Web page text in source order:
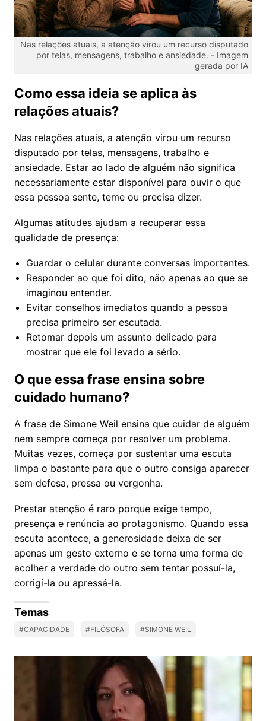
Nas relações atuais, a atenção virou um recurso disputado
por telas, mensagens, trabalho e ansiedade. - Imagem
gerada por IA
Como essa ideia se aplica às
relações atuais?
Nas relações atuais, a atenção virou um recurso
disputado por telas, mensagens, trabalho e
ansiedade. Estar ao lado de alguém não significa
necessariamente estar disponível para ouvir o que
essa pessoa sente, teme ou precisa dizer.
Algumas atitudes ajudam a recuperar essa
qualidade de presença:
Guardar o celular durante conversas importantes.
Responder ao que foi dito, não apenas ao que se
imaginou entender.
Evitar conselhos imediatos quando a pessoa
precisa primeiro ser escutada.
Retomar depois um assunto delicado para
mostrar que ele foi levado a sério.
O que essa frase ensina sobre
cuidado humano?
A frase de Simone Weil ensina que cuidar de alguém
nem sempre começa por resolver um problema.
Muitas vezes, começa por sustentar uma escuta
limpa o bastante para que o outro consiga aparecer
sem defesa, pressa ou vergonha.
Prestar atenção é raro porque exige tempo,
presença e renúncia ao protagonismo. Quando essa
escuta acontece, a generosidade deixa de ser
apenas um gesto externo e se torna uma forma de
acolher a verdade do outro sem tentar possuí-la,
corrigí-la ou apressá-la.
Temas
#CAPACIDADE #FILÓSOFA #SIMONE WEIL